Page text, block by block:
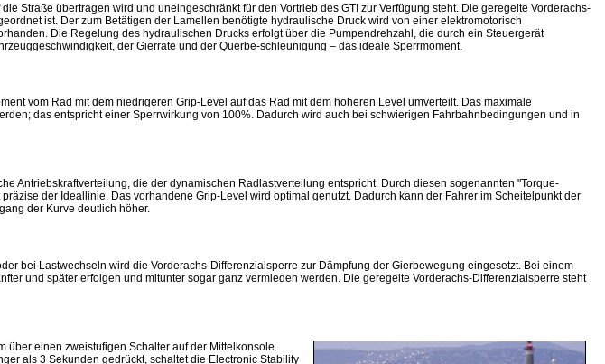
Straße übertragen wird und uneingeschränkt für den Vortrieb des GTI zur Verfügung steht. Die geregelte Vorderachs-
ist. Der zum Betätigen der Lamellen benötigte hydraulische Druck wird von einer elektromotorisch
Die Regelung des hydraulischen Drucks erfolgt über die Pumpendrehzahl, die durch ein Steuergerät
der Gierrate und der Querbe-schleunigung – das ideale Sperrmoment.
vom Rad mit dem niedrigeren Grip-Level auf das Rad mit dem höheren Level umverteilt. Das maximale
das entspricht einer Sperrwirkung von 100%. Dadurch wird auch bei schwierigen Fahrbahnbedingungen und in
Antriebskraftverteilung, die der dynamischen Radlastverteilung entspricht. Durch diesen sogenannten "Torque-
der Ideallinie. Das vorhandene Grip-Level wird optimal genutzt. Dadurch kann der Fahrer im Scheitelpunkt der
der Kurve deutlich höher.
bei Lastwechseln wird die Vorderachs-Differenzialsperre zur Dämpfung der Gierbewegung eingesetzt. Bei einem
und später erfolgen und mitunter sogar ganz vermieden werden. Die geregelte Vorderachs-Differenzialsperre steht
über einen zweistufigen Schalter auf der Mittelkonsole.
als 3 Sekunden gedrückt, schaltet die Electronic Stability